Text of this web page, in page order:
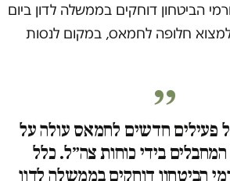
הביטחון דוחקים בממשלה לדון ביום
חלופה לחמאס, במקום לנסות
פעילים חדשים לחמאס עולה על
בידי כוחות צה״ל. כלל
הביטחון דוחקים בממשלה לדון